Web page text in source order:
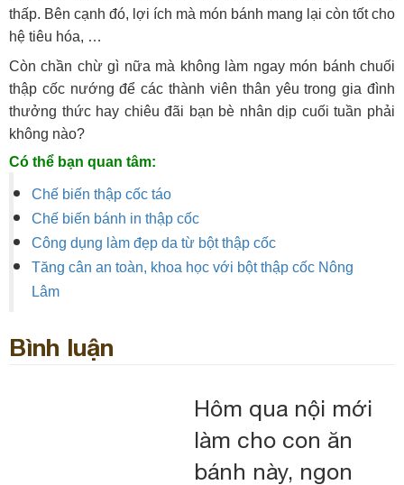
thấp. Bên cạnh đó, lợi ích mà món bánh mang lại còn tốt cho
hệ tiêu hóa, …
Còn chần chừ gì nữa mà không làm ngay món bánh chuối
thập cốc nướng để các thành viên thân yêu trong gia đình
thưởng thức hay chiêu đãi bạn bè nhân dịp cuối tuần phải
không nào?
Có thể bạn quan tâm:
Chế biến thập cốc táo
Chế biến bánh in thập cốc
Công dụng làm đẹp da từ bột thập cốc
Tăng cân an toàn, khoa học với bột thập cốc Nông
Lâm
Bình luận
Hôm qua nội mới
làm cho con ăn
bánh này, ngon